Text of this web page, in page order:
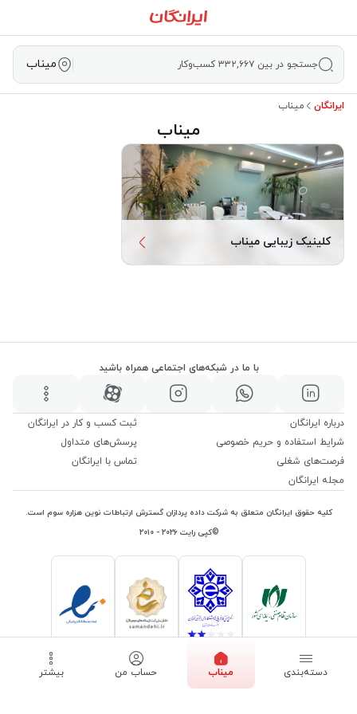
جستجو در بین ۳۳۲,۶۶۷ کسب‌وکار میناب
ایرانگان میناب
میناب
کلینیک زیبایی میناب
با ما در شبکه‌های اجتماعی همراه باشید
درباره ایرانگان
شرایط استفاده و حریم خصوصی
فرصت‌های شغلی
مجله ایرانگان
ثبت کسب و کار در ایرانگان
پرسش‌های متداول
تماس با ایرانگان
کلیه حقوق ایرانگان متعلق به شرکت داده پردازان گسترش ارتباطات نوین هزاره سوم است.
©کپی رایت ۲۰۲۶ - ۲۰۱۰
دسته‌بندی میناب حساب من بیشتر